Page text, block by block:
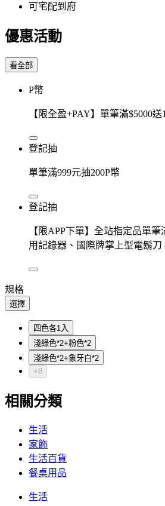
可宅配到府
優惠活動
看全部
P幣
【限全盈+PAY】單筆滿$5000送
登記抽
單筆滿999元抽200P幣
登記抽
【限APP下單】全站指定品單筆
用記錄器、國際牌掌上型電鬍刀
規格
選擇
四色各1入
淺綠色*2+粉色*2
淺綠色*2+象牙白*2
+8
相關分類
生活
家飾
生活百貨
餐桌用品
生活